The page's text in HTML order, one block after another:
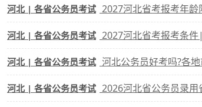
河北 | 各省公务员考试 2027河北省考报考年
河北 | 各省公务员考试 2027河北省考报考条
河北 | 各省公务员考试 河北公务员好考吗?各
河北 | 各省公务员考试 2026河北省公务员录